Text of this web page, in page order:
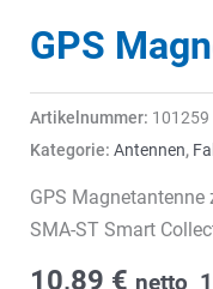
GPS
Artikelnummer: 101259
Kategorie: Antennen,
GPS
SMA-ST Smart
10,89 € netto